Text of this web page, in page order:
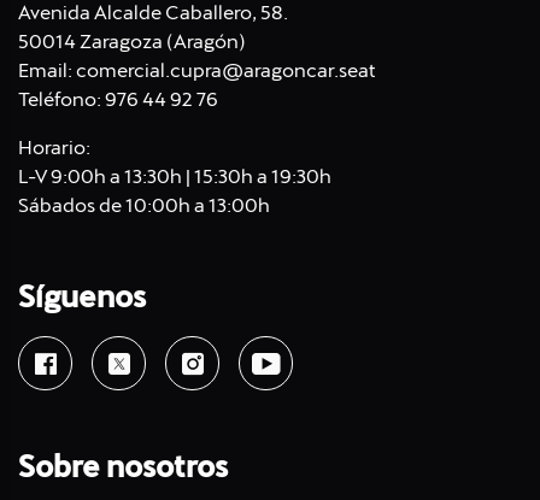
Avenida Alcalde Caballero, 58.
50014 Zaragoza (Aragón)
Email: comercial.cupra@aragoncar.seat
Teléfono: 976 44 92 76
Horario:
L-V 9:00h a 13:30h | 15:30h a 19:30h
Sábados de 10:00h a 13:00h
Síguenos
Sobre nosotros